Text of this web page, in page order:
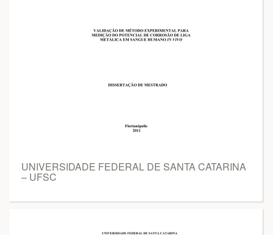
UNIVERSIDADE FEDERAL DE SANTA CATARINA
– UFSC